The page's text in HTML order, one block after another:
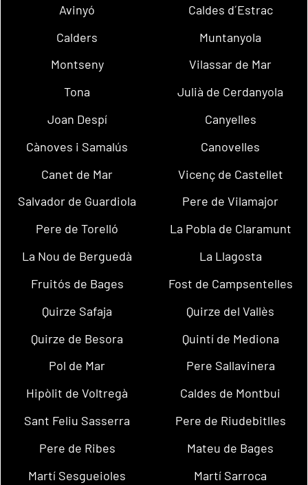
Avinyó
Caldes d´Estrac
Calders
Muntanyola
Montseny
Vilassar de Mar
Tona
Julià de Cerdanyola
Joan Despí
Canyelles
Cànoves i Samalús
Canovelles
Canet de Mar
Vicenç de Castellet
Salvador de Guardiola
Pere de Vilamajor
Pere de Torelló
La Pobla de Claramunt
La Nou de Berguedà
La Llagosta
Fruitós de Bages
Fost de Campsentelles
Quirze Safaja
Quirze del Vallès
Quirze de Besora
Quintí de Mediona
Pol de Mar
Pere Sallavinera
Hipòlit de Voltregà
Caldes de Montbui
Sant Feliu Sasserra
Pere de Riudebitlles
Pere de Ribes
Mateu de Bages
Martí Sesgueioles
Martí Sarroca